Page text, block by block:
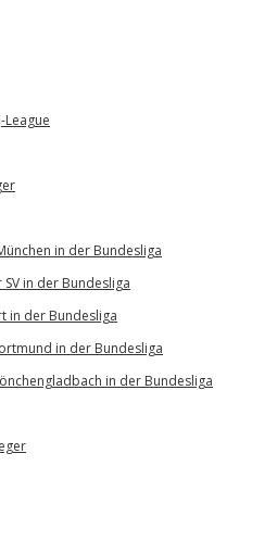
League
in der Bundesliga
in der Bundesliga
in der Bundesliga
in der Bundesliga
in der Bundesliga